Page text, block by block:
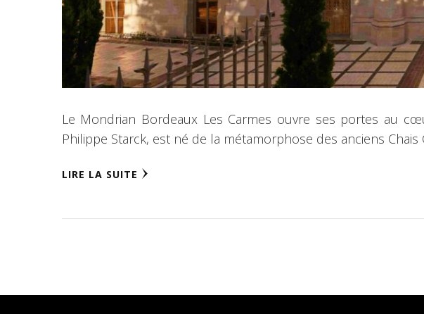
Le Mondrian Bordeaux Les Carmes ouvre ses portes au
Philippe Starck, est né de la métamorphose des anciens
LIRE LA SUITE